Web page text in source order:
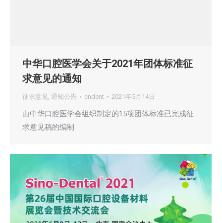
中华口腔医学会关于2021年团体标准征
求意见的通知
征求意见, 通知公告 cndent 2021年5月14日
由中华口腔医学会组织制定的15项团体标准已完成征
求意见稿的编制